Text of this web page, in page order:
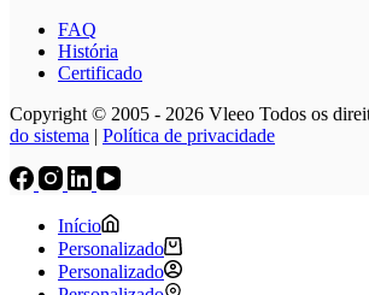
FAQ
História
Certificado
Copyright © 2005 - 2026 Vleeo Todos os
do sistema | Política de privacidade
Início
Personalizado
Personalizado